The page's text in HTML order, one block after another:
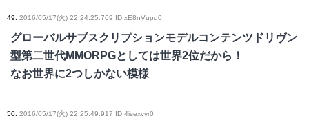
49: 2016/05/17(火) 22:24:25.769 ID:xE8nVupq0
グローバルサブスクリプションモデルコンテンツドリヴン
型第二世代MMORPGとしては世界2位だから！
なお世界に2つしかない模様
50: 2016/05/17(火) 22:25:49.917 ID:4isexvvr0